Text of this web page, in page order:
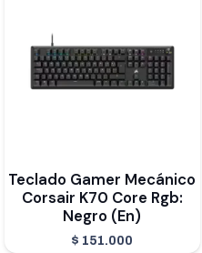
Teclado Gamer Mecánico
Corsair K70 Core Rgb:
Negro (En)
$ 151.000